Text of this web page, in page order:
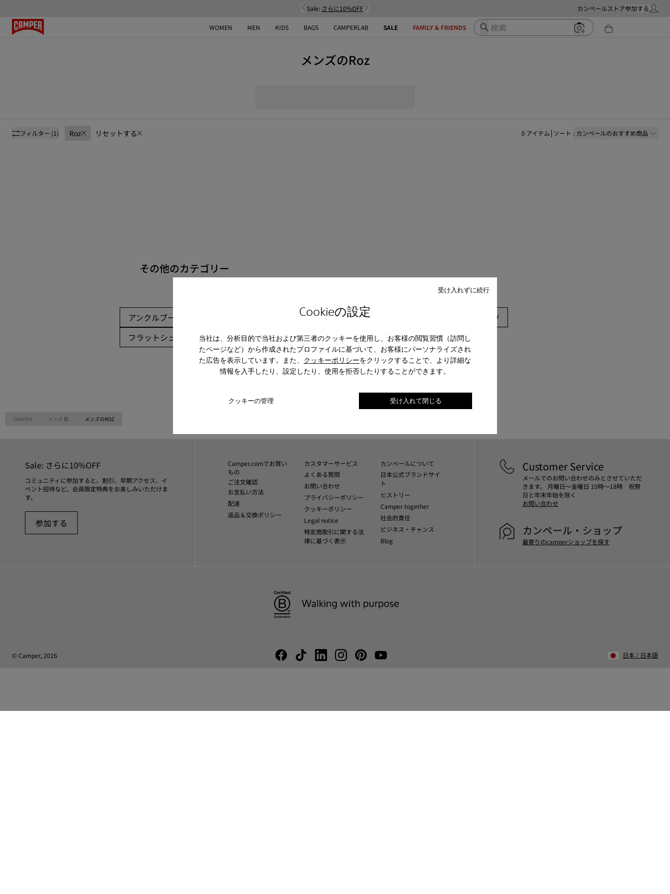
Cookieの設定
当社は、分析目的で当社および第三者のクッキーを使用し、お客様の閲覧習慣（訪問し
たページなど）から作成されたプロファイルに基づいて、お客様にパーソナライズされ
た広告を表示しています。また、 クッキーポリシーをクリックすることで、より詳細な
情報を入手したり、設定したり、使用を拒否したりすることができます。
クッキーの管理
受け入れずに続行
受け入れて閉じる
Sale: さらに10%OFF カンペールストア参加するマイ・
WOMEN
MEN KIDS BAGS CAMPERLAB SALE FAMILY & FRIENDS 検索
メンズのRoz
フィルター (1) Roz リセットする 0 アイテム ソート : カンペールのおすすめ商品
その他のカテゴリー
アンクルブーツ バレエシューズ Lace-Up
ブーツ
フラットシューズ
カジュアルシューズ スニーカー フォーマルシューズ
CAMPER メンズ 靴 メンズのROZ
Sale: さらに10%OFF
コミュニティに参加すると、割引、早期アクセス、イ
ベント招待など、会員限定特典をお楽しみいただけま
す。
参加する
Camper.comでお買い
もの
ご注文確認
お支払い方法
配達
返品＆交換ポリシー
カスタマーサービス
よくある質問
お問い合わせ
プライバシーポリシー
クッキーポリシー
Legal notice
特定商取引に関する法
律に基づく表示
カンペールについて
日本公式ブランドサイ
ト
ヒストリー
Camper together
社会的責任
ビジネス・チャンス
Blog
Customer Service
メールでのお問い合わせのみとさせていただ
きます。 月曜日～金曜日 10時～18時 祝祭
日と年末年始を除く
お問い合わせ
カンペール・ショップ
最寄りのcamperショップを探す
© Camper, 2026 日本 / 日本語